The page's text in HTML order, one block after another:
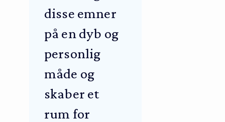
disse emner
på en dyb og
personlig
måde og
skaber et
rum for